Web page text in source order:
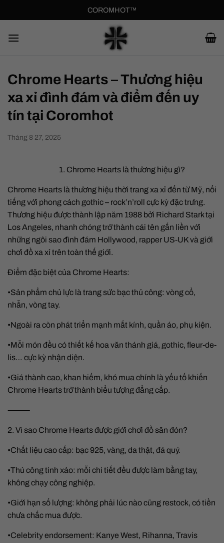
qua
dung
COROMHOT™
Chrome Hearts – Thương hiệu
xa xỉ đình đám và điểm đến uy
tín tại Coromhot
Tháng 8 27, 2025
1. Chrome Hearts là thương hiệu gì?
Chrome Hearts là thương hiệu thời trang xa xỉ đến từ Mỹ, nổi
tiếng với phong cách gothic – rock’n’roll cực kỳ đặc trưng.
Thương hiệu được thành lập năm 1988 bởi Richard Stark tại
Los Angeles, nhanh chóng trở thành cái tên gắn liền với
những ngôi sao đình đám Hollywood, rapper US-UK và giới
chơi đồ xa xỉ trên toàn thế giới.
Điểm đặc biệt của Chrome Hearts:
•Sản phẩm chủ lực là trang sức bạc thủ công: vòng cổ,
nhẫn, vòng tay.
•Ngoài ra còn phát triển mạnh mắt kính, quần áo, phụ kiện.
•Mỗi món đều có thiết kế hoa văn thánh giá, gothic, fleur-de-
lis… cực kỳ nhận diện.
•Giá thành cao, khan hiếm, khó mua chính là yếu tố khiến
Chrome Hearts trở thành biểu tượng đẳng cấp.
⸻
2. Vì sao Chrome Hearts được giới chơi đồ săn đón?
•Chất liệu cao cấp: bạc 925, vàng, da thật, đá quý.
•Thủ công tinh xảo: mỗi chi tiết đều được làm bằng tay,
không chạy công nghiệp.
•Giới hạn số lượng: không phải lúc nào cũng restock, có tiền
chưa chắc mua được.
•Celebrity endorsement: Kanye West, Rihanna, Travis